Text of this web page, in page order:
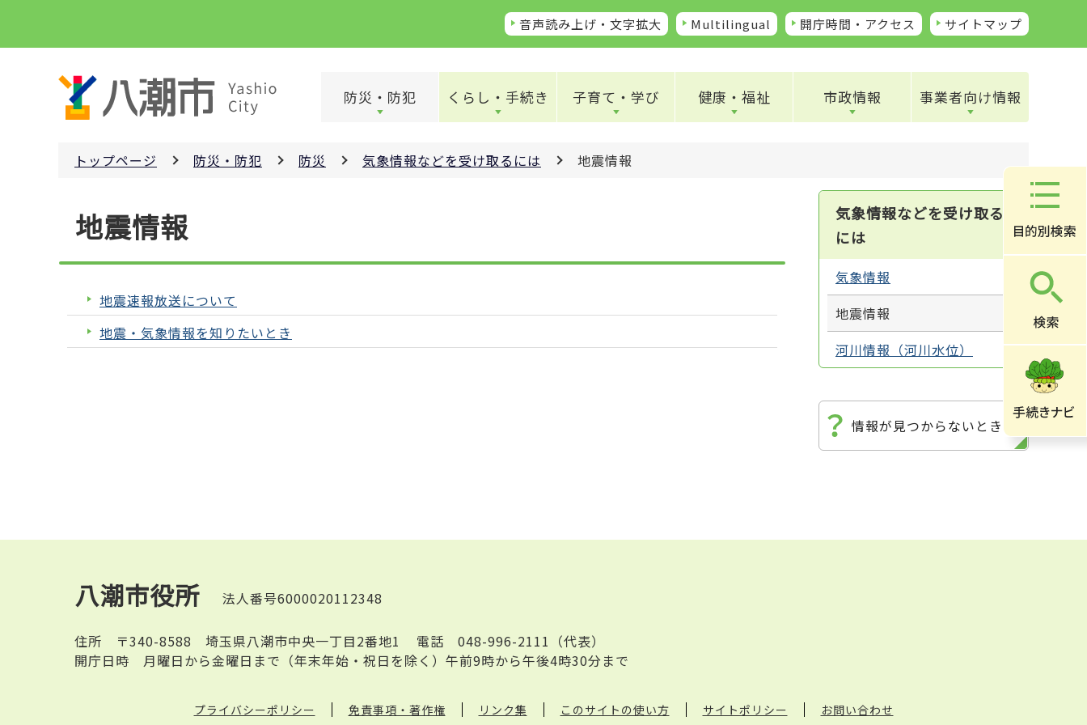
ペ
音声読み上げ・文字拡大 Multilingual 開庁時間・アクセス サイトマップ
防災・防犯 くらし・手続き 子育て・学び 健康・福祉 市政情報 事業者向け情報
トップページ 防災・防犯 防災 気象情報などを受け取るには 地震情報
地震情報
地震速報放送について
地震・気象情報を知りたいとき
気象情報などを受け取る
には
気象情報
地震情報
河川情報（河川水位）
情報が見つからないときは
八潮市役所 法人番号6000020112348
住所 〒340-8588 埼玉県八潮市中央一丁目2番地1 電話 048-996-2111（代表）
開庁日時 月曜日から金曜日まで（年末年始・祝日を除く）午前9時から午後4時30分まで
プライバシーポリシー 免責事項・著作権 リンク集 このサイトの使い方 サイトポリシー お問い合わせ